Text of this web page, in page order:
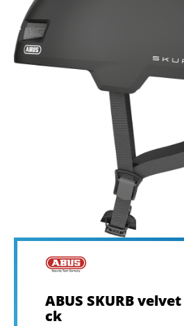
ABUS SKURB
ck